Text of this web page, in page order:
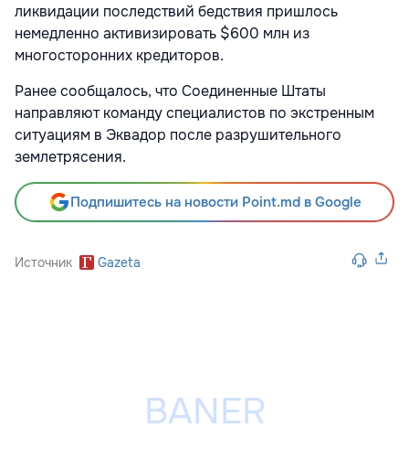
ликвидации последствий бедствия пришлось
немедленно активизировать $600 млн из
многосторонних кредиторов.
Ранее сообщалось, что Соединенные Штаты
направляют команду специалистов по экстренным
ситуациям в Эквадор после разрушительного
землетрясения.
Подпишитесь на новости Point.md в Google
Источник Gazeta